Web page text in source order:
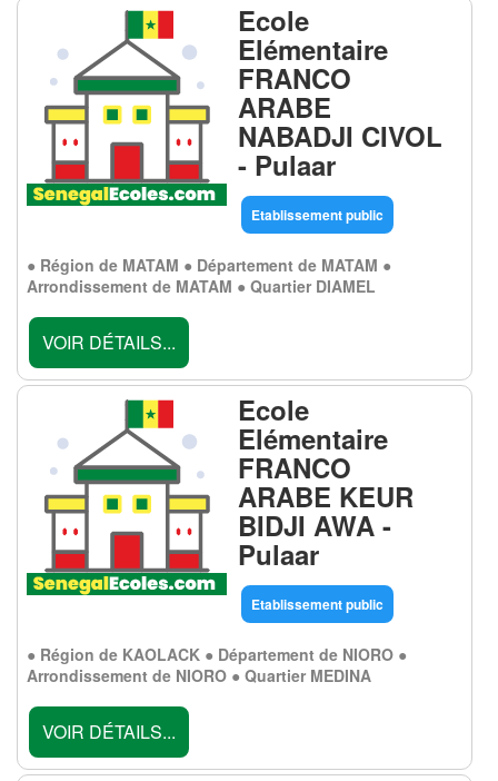
Ecole
Elémentaire
FRANCO
ARABE
NABADJI CIVOL
- Pulaar
Etablissement public
● Région de MATAM ● Département de MATAM ●
Arrondissement de MATAM ● Quartier DIAMEL
VOIR DÉTAILS...
Ecole
Elémentaire
FRANCO
ARABE KEUR
BIDJI AWA -
Pulaar
Etablissement public
● Région de KAOLACK ● Département de NIORO ●
Arrondissement de NIORO ● Quartier MEDINA
VOIR DÉTAILS...